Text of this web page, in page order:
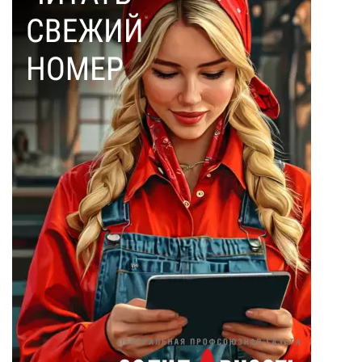
(28)
Эдмон Дантес(28)
Наталья Кочемина
(23)
Вадим Барабанов
(18)
Дмитрий Чуйков
(18)
Камиль Айсин (18)
Александр
Запесоцкий(16)
Александр
Боданин(15)
Алена Беллис(15)